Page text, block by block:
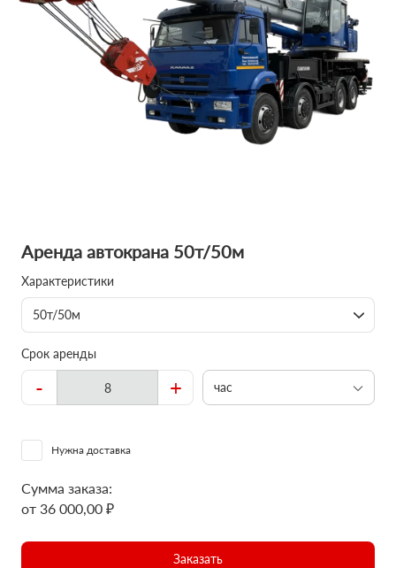
Аренда автокрана 50т/50м
Характеристики
50т/50м
Срок аренды
- + час
Нужна доставка
Сумма заказа:
от 36 000,00 ₽
Заказать